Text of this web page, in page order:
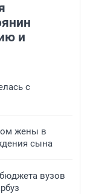
и
с
жены в
сына
вузов